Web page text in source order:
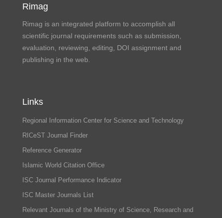
Rimag
Rimag is an integrated platform to accomplish all
scientific journal requirements such as submission,
evaluation, reviewing, editing, DOI assignment and
publishing in the web.
Links
Regional Information Center for Science and Technology
RICeST Journal Finder
Reference Generator
Islamic World Citation Office
ISC Journal Performance Indicator
ISC Master Journals List
Relevant Journals of the Ministry of Science, Research and